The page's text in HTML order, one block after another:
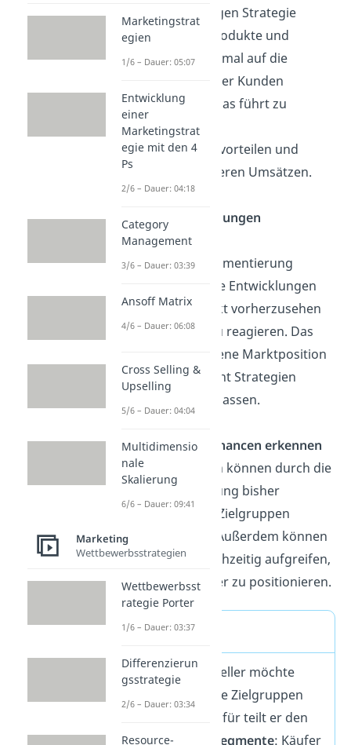
Mit der richtigen Strategie
lassen sich Produkte und
Werbung optimal auf die
Bedürfnisse der Kunden
abstimmen. Das führt zu
nachhaltigen
Wettbewerbsvorteilen und
damit zu höheren Umsätzen.
Marktenwicklungen
vorhersehen
Eine klare Segmentierung
erleichtert, die Entwicklungen
auf dem Marktvorherzusehen
und darauf zu reagieren. Das
stärkt die eigene Marktposition
und ermöglicht Strategien
präzise anzupassen.
Neue Marktchancen erkennen
Unternehmen können durch die
Segmentiereung bisher
unentdeckte Zielgruppen
ansprechen. Außerdem können
sie Trends frühzeitig aufgreifen,
um sich besser zu positionieren.
Beispiel
Ein Chips-Hersteller möchte
unterschiedliche Zielgruppen
ansprechen. Dafür teilt er den
Markt in
zwei Segmente: Käufer
Marketingstrat
egien
1/6 – Dauer: 05:07
Entwicklung
einer
Marketingstrat
egie mit den 4
Ps
2/6 – Dauer: 04:18
Category
Management
3/6 – Dauer: 03:39
Ansoff Matrix
4/6 – Dauer: 06:08
Cross Selling &
Upselling
5/6 – Dauer: 04:04
Multidimensio
nale
Skalierung
6/6 – Dauer: 09:41
Marketing
Wettbewerbsstrategien
Wettbewerbsst
rategie Porter
1/6 – Dauer: 03:37
Differenzierun
gsstrategie
2/6 – Dauer: 03:34
Resource-